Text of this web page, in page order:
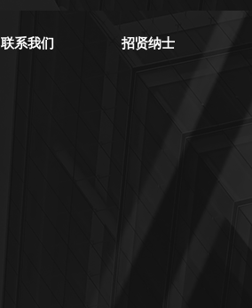
联系我们 招贤纳士